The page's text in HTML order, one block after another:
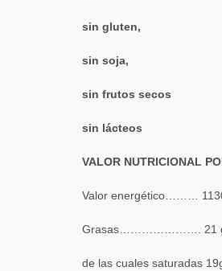
sin gluten,
sin soja,
sin frutos secos
sin lácteos
VALOR NUTRICIONAL
Valor energético………
Grasas…………………. 21
de las cuales saturadas